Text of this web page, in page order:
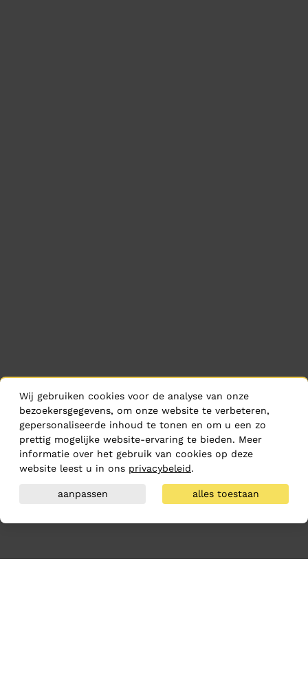
Wij gebruiken cookies voor de analyse van onze
bezoekersgegevens, om onze website te verbeteren,
gepersonaliseerde inhoud te tonen en om u een zo
prettig mogelijke website-ervaring te bieden. Meer
informatie over het gebruik van cookies op deze
website leest u in ons privacybeleid.
aanpassen alles toestaan